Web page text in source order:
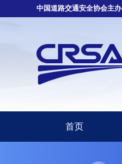
中国道路交通安全协会主办
首页